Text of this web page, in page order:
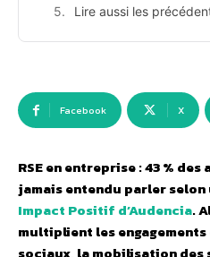
Lire aussi les
Facebook X
RSE en entreprise : 43 %
jamais entendu parler selon
Impact Positif d’Audencia.
multiplient les